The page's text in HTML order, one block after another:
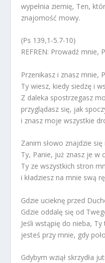
wypełnia ziemię, Ten,
znajomość mowy.
(Ps 139,1-5.7-10)
REFREN: Prowadź mnie,
Przenikasz i znasz mnie,
Ty wiesz, kiedy siedzę i
Z daleka spostrzegasz
przyglądasz się, jak
i znasz moje wszystkie
Zanim słowo znajdzie
Ty, Panie, już znasz je w
Ty ze wszystkich stron
i kładziesz na mnie swą
Gdzie ucieknę przed
Gdzie oddalę się od
Jeśli wstąpię do nieba,
jesteś przy mnie, gdy
Gdybym wziął skrzydła